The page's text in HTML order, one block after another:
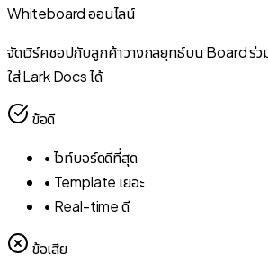
Whiteboard ออนไลน์
จัดเวิร์คชอปกับลูกค้า วางกลยุทธ์บน Board ร่
ใส่ Lark Docs ได้
ข้อดี
• ไวท์บอร์ดดีที่สุด
• Template เยอะ
• Real-time ดี
ข้อเสีย